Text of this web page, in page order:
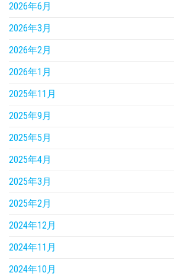
2026年6月
2026年3月
2026年2月
2026年1月
2025年11月
2025年9月
2025年5月
2025年4月
2025年3月
2025年2月
2024年12月
2024年11月
2024年10月